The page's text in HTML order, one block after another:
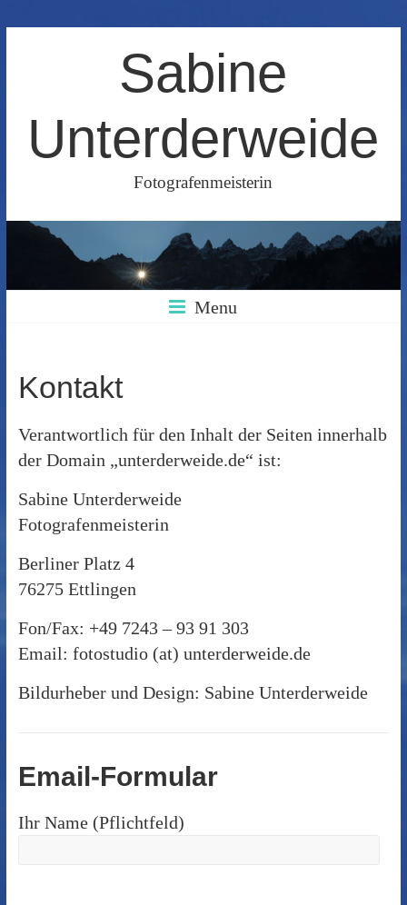
Sabine
Unterderweide
Fotografenmeisterin
Menu
Kontakt
Verantwortlich für den Inhalt der Seiten innerhalb
der Domain „unterderweide.de“ ist:
Sabine Unterderweide
Fotografenmeisterin
Berliner Platz 4
76275 Ettlingen
Fon/Fax: +49 7243 – 93 91 303
Email: fotostudio (at) unterderweide.de
Bildurheber und Design: Sabine Unterderweide
Email-Formular
Ihr Name (Pflichtfeld)